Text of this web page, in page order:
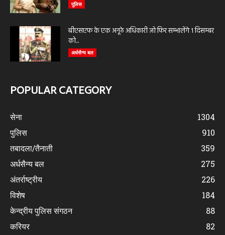
पुलिस
बीएसएफ के एक अनूठे अधिकारी जो फिर सम्भालेंगे 1 दिसम्बर
को...
अर्धसैन्य बल
POPULAR CATEGORY
सेना
1304
पुलिस
910
तबादला/तैनाती
359
अर्धसैन्य बल
275
अंतर्राष्ट्रीय
226
विशेष
184
केन्द्रीय पुलिस संगठन
88
करियर
82